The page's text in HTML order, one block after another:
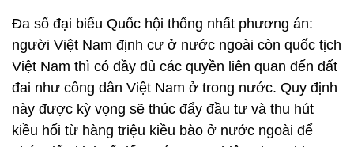
Đa số đại biểu Quốc hội thống nhất phương án:
người Việt Nam định cư ở nước ngoài còn quốc tịch
Việt Nam thì có đầy đủ các quyền liên quan đến đất
đai như công dân Việt Nam ở trong nước. Quy định
này được kỳ vọng sẽ thúc đẩy đầu tư và thu hút
kiều hối từ hàng triệu kiều bào ở nước ngoài để